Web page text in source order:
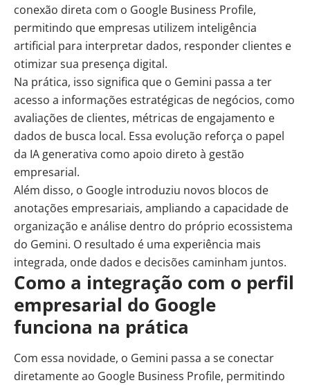
conexão direta com o Google Business Profile,
permitindo que empresas utilizem inteligência
artificial para interpretar dados, responder clientes e
otimizar sua presença digital.
Na prática, isso significa que o Gemini passa a ter
acesso a informações estratégicas de negócios, como
avaliações de clientes, métricas de engajamento e
dados de busca local. Essa evolução reforça o papel
da IA generativa como apoio direto à gestão
empresarial.
Além disso, o Google introduziu novos blocos de
anotações empresariais, ampliando a capacidade de
organização e análise dentro do próprio ecossistema
do Gemini. O resultado é uma experiência mais
integrada, onde dados e decisões caminham juntos.
Como a integração com o perfil
empresarial do Google
funciona na prática
Com essa novidade, o Gemini passa a se conectar
diretamente ao Google Business Profile, permitindo